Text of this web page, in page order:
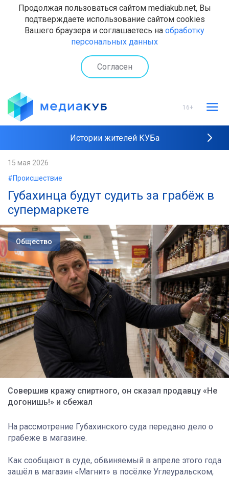
Продолжая пользоваться сайтом mediakub.net, Вы
подтверждаете использование сайтом cookies
Вашего браузера и соглашаетесь на обработку
персональных данных
Согласен
16+
Истории жителей КУБа
15 мая 2026
#Происшествие
Губахинца будут судить за грабёж в
супермаркете
Общество
Совершив кражу спиртного, он сказал продавцу «Не
догонишь!» и сбежал
На рассмотрение Губахинского суда передано дело о
грабеже в магазине.
Как сообщают в суде, обвиняемый в апреле этого года
зашёл в магазин «Магнит» в посёлке Углеуральском,